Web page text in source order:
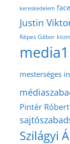
kereskedelem
Justin
Képes Gábor
media1
mesterséges
Pintér Róbert
Szilágyi